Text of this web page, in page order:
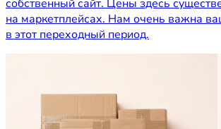
собственный сайт. Цены здесь
на маркетплейсах. Нам очень важна
в этот переходный период.